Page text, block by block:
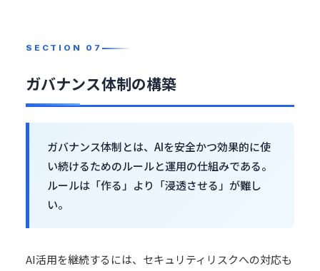
ガバナンス体制の構築
ガバナンス体制とは、AIを安全かつ効果的に使
い続けるためのルールと運用の仕組みである。
ルールは「作る」より「浸透させる」が難し
い。
AI活用を継続するには、セキュリティリスクへの対応も